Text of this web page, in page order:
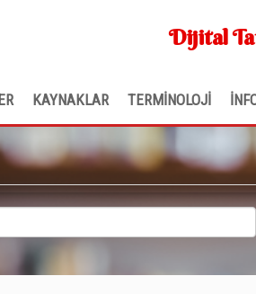
Dijital
KAYNAKLAR TERMİNOLOJİ